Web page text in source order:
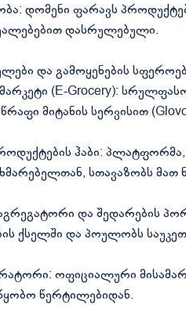
დომენი ფარავს
დასრულებული.
და გამოყენების
(E-Grocery):
მიტანის სერვისით
ჰაბი:
სთავაზობს
და შედარების
ქსელში და პოულობს
ოფიციალური
წერტილებიდან.